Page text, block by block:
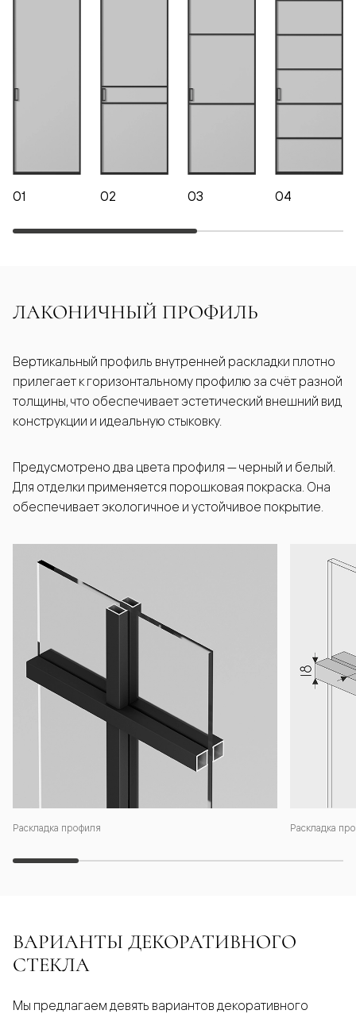
01 02 03 04
ЛАКОНИЧНЫЙ ПРОФИЛЬ
Раскладка профиля Раскладка
Вертикальный профиль внутренней раскладки плотно
прилегает к горизонтальному профилю за счёт разной
толщины, что обеспечивает эстетический внешний вид
конструкции и идеальную стыковку.
Предусмотрено два цвета профиля — черный и белый.
Для отделки применяется порошковая покраска. Она
обеспечивает экологичное и устойчивое покрытие.
ВАРИАНТЫ ДЕКОРАТИВНОГО
СТЕКЛА
Мы предлагаем девять вариантов декоративного